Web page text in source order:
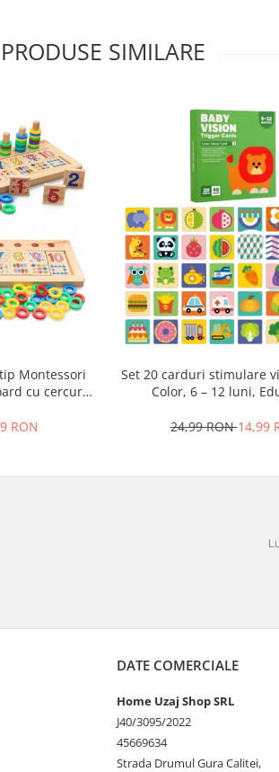
PRODUSE SIMILARE
Montessori
cu cercuri
RON
Set 20 carduri stimulare
Color, 6 – 12 luni,
24,99 RON14,99
DATE COMERCIALE
Home Uzaj Shop SRL
J40/3095/2022
45669634
Strada Drumul Gura Calitei,